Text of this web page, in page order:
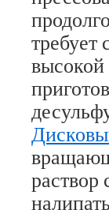
требует
высокой